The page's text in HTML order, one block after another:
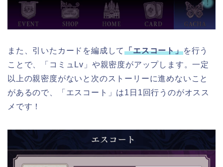
また、引いたカードを編成して「エスコート」を行う
ことで、「コミュLv」や親密度がアップします。一定
以上の親密度がないと次のストーリーに進めないこと
があるので、「エスコート」は1日1回行うのがオスス
メです！